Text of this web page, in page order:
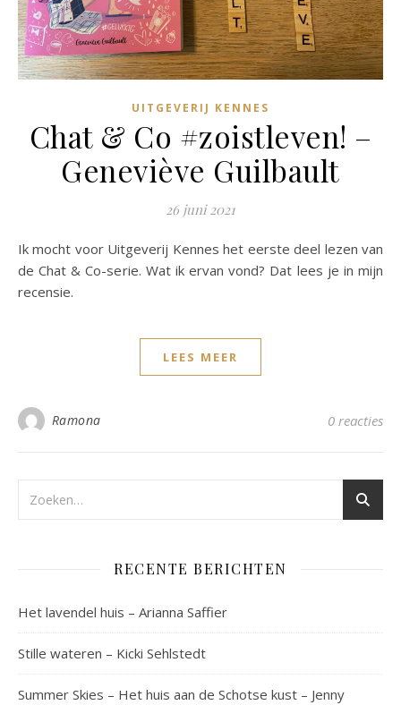
UITGEVERIJ KENNES
Chat & Co #zoistleven! –
Geneviève Guilbault
26 juni 2021
Ik mocht voor Uitgeverij Kennes het eerste deel lezen van
de Chat & Co-serie. Wat ik ervan vond? Dat lees je in mijn
recensie.
LEES MEER
Ramona 0 reacties
RECENTE BERICHTEN
Het lavendel huis – Arianna Saffier
Stille wateren – Kicki Sehlstedt
Summer Skies – Het huis aan de Schotse kust – Jenny